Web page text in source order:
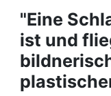
Projects
People
"Eine
ist und